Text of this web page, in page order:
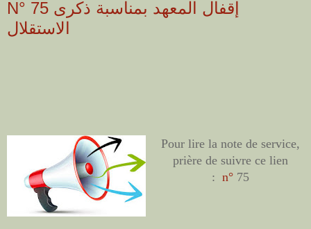
N° 75 إقفال المعهد بمناسبة ذكرى
الاستقلال
Pour lire la note de service,
prière de suivre ce lien
: n° 75